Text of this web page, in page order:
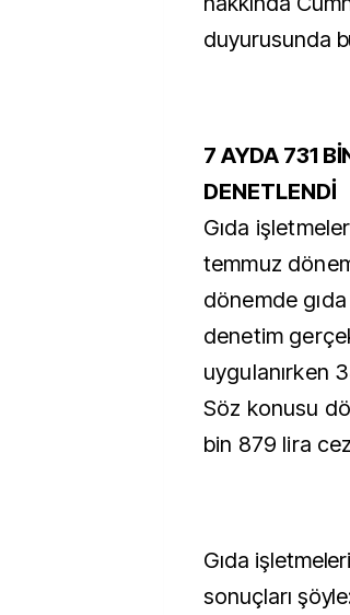
duyurusunda
7 AYDA 731
DENETLENDİ
Gıda
temmuz
dönemde
denetim
uygulanırken
Söz konusu
bin 879 lira
Gıda
sonuçları